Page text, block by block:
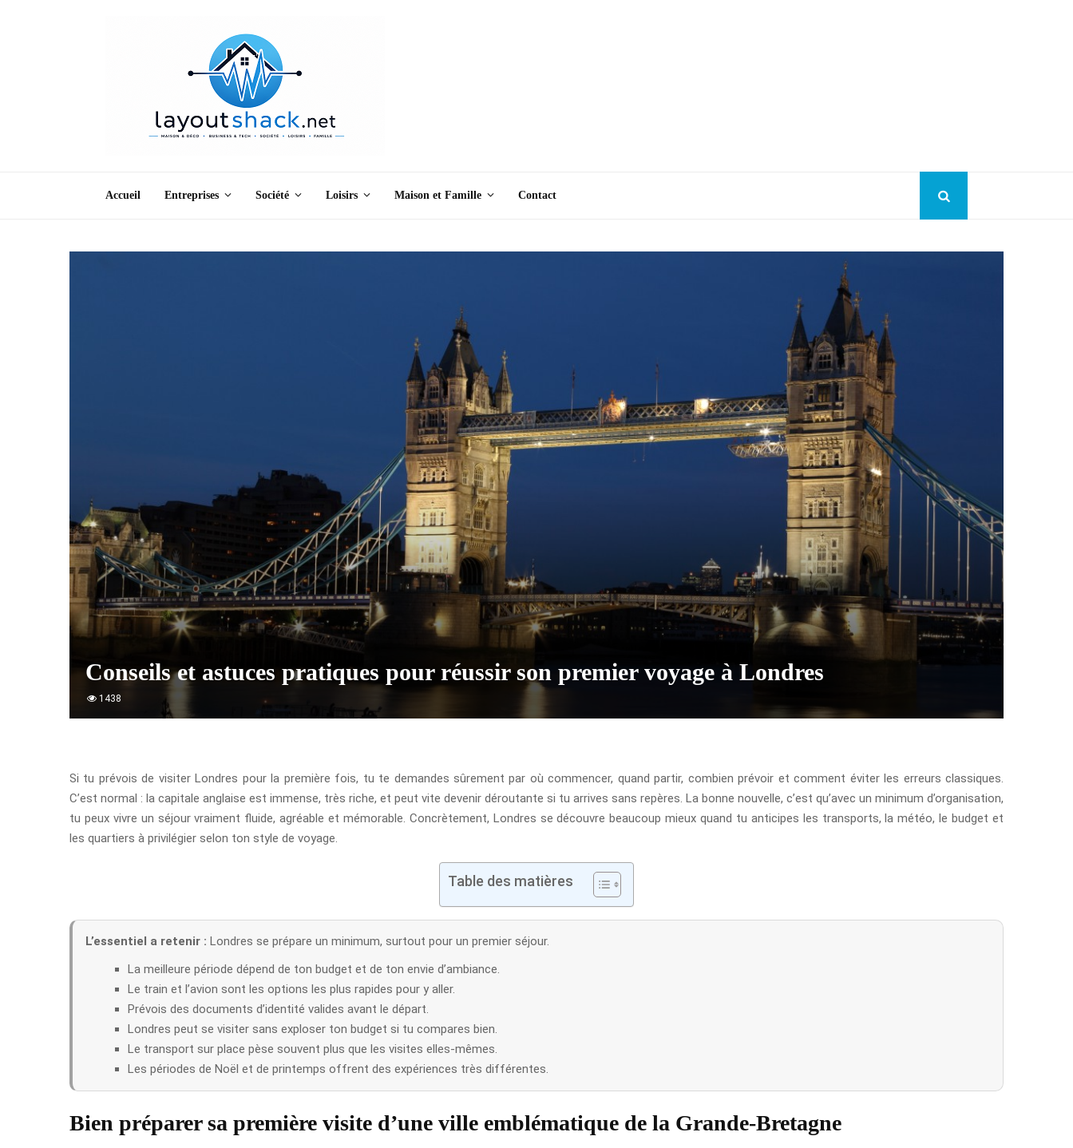
Accueil Entreprises Société Loisirs Maison et Famille Contact
Conseils et astuces pratiques pour réussir son premier voyage à Londres
1438
Si tu prévois de visiter Londres pour la première fois, tu te demandes sûrement par où commencer, quand partir, combien prévoir et comment éviter les erreurs classiques.
C’est normal : la capitale anglaise est immense, très riche, et peut vite devenir déroutante si tu arrives sans repères. La bonne nouvelle, c’est qu’avec un minimum d’organisation,
tu peux vivre un séjour vraiment fluide, agréable et mémorable. Concrètement, Londres se découvre beaucoup mieux quand tu anticipes les transports, la météo, le budget et
les quartiers à privilégier selon ton style de voyage.
Table des matières
L’essentiel a retenir : Londres se prépare un minimum, surtout pour un premier séjour.
La meilleure période dépend de ton budget et de ton envie d’ambiance.
Le train et l’avion sont les options les plus rapides pour y aller.
Prévois des documents d’identité valides avant le départ.
Londres peut se visiter sans exploser ton budget si tu compares bien.
Le transport sur place pèse souvent plus que les visites elles-mêmes.
Les périodes de Noël et de printemps offrent des expériences très différentes.
Bien préparer sa première visite d’une ville emblématique de la Grande-Bretagne